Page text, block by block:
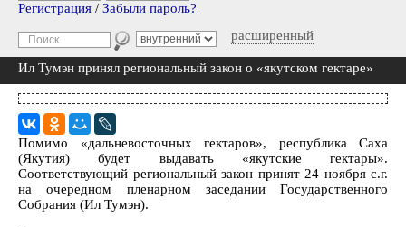
расширенный
Регистрация / Забыли пароль?
Ил Тумэн принял региональный закон о «якутском гектаре»
Помимо «дальневосточных гектаров», республика Саха
(Якутия) будет выдавать «якутские гектары».
Соответствующий региональный закон принят 24 ноября с.г.
на очередном пленарном заседании Государственного
Собрания (Ил Тумэн).